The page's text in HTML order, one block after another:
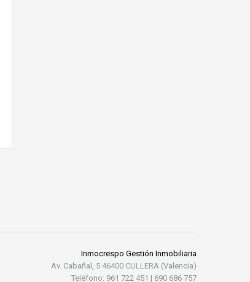
Inmocrespo Gestión Inmobiliaria
Av. Cabañal, 5 46400 CULLERA (Valencia)
Teléfono: 961 722 451 | 690 686 757